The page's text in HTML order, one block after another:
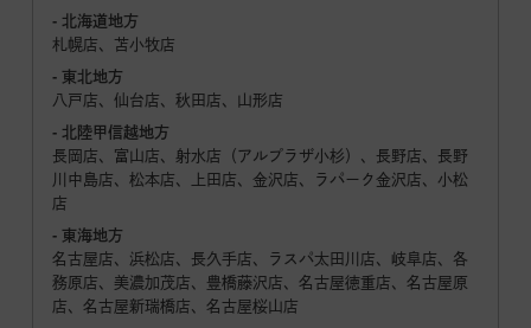
- 北海道地方
札幌店、苫小牧店
- 東北地方
八戸店、仙台店、秋田店、山形店
- 北陸甲信越地方
長岡店、富山店、射水店（アルプラザ小杉）、長野店、長野
川中島店、松本店、上田店、金沢店、ラパーク金沢店、小松
店
- 東海地方
名古屋店、浜松店、長久手店、ラスパ太田川店、岐阜店、各
務原店、美濃加茂店、豊橋藤沢店、名古屋徳重店、名古屋原
店、名古屋新瑞橋店、名古屋桜山店